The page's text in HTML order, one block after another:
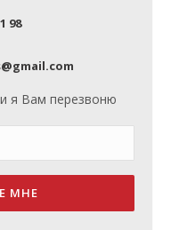
98
я Вам перезвоню
МНЕ